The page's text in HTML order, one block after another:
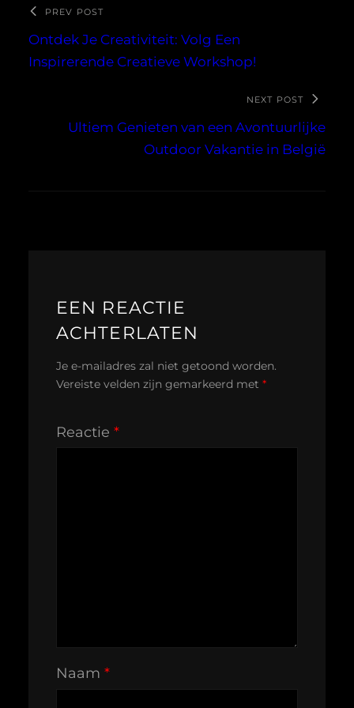
PREV POST
Ontdek Je Creativiteit: Volg Een
Inspirerende Creatieve Workshop!
NEXT POST
Ultiem Genieten van een Avontuurlijke
Outdoor Vakantie in België
EEN REACTIE
ACHTERLATEN
Je e-mailadres zal niet getoond worden.
Vereiste velden zijn gemarkeerd met *
Reactie *
Naam *